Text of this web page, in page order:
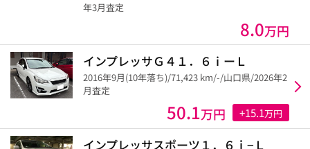
年3月査定
8.0万円
インプレッサＧ４１．６ⅰーＬ
2016年9月(10年落ち)/71,423 km/-/山口県/2026年2
月査定
50.1万円 +15.1万円
インプレッサスポーツ１．６ｉ−Ｌ